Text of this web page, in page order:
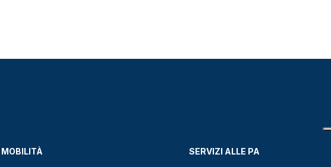
MOBILITÀ SERVIZI ALLE PA